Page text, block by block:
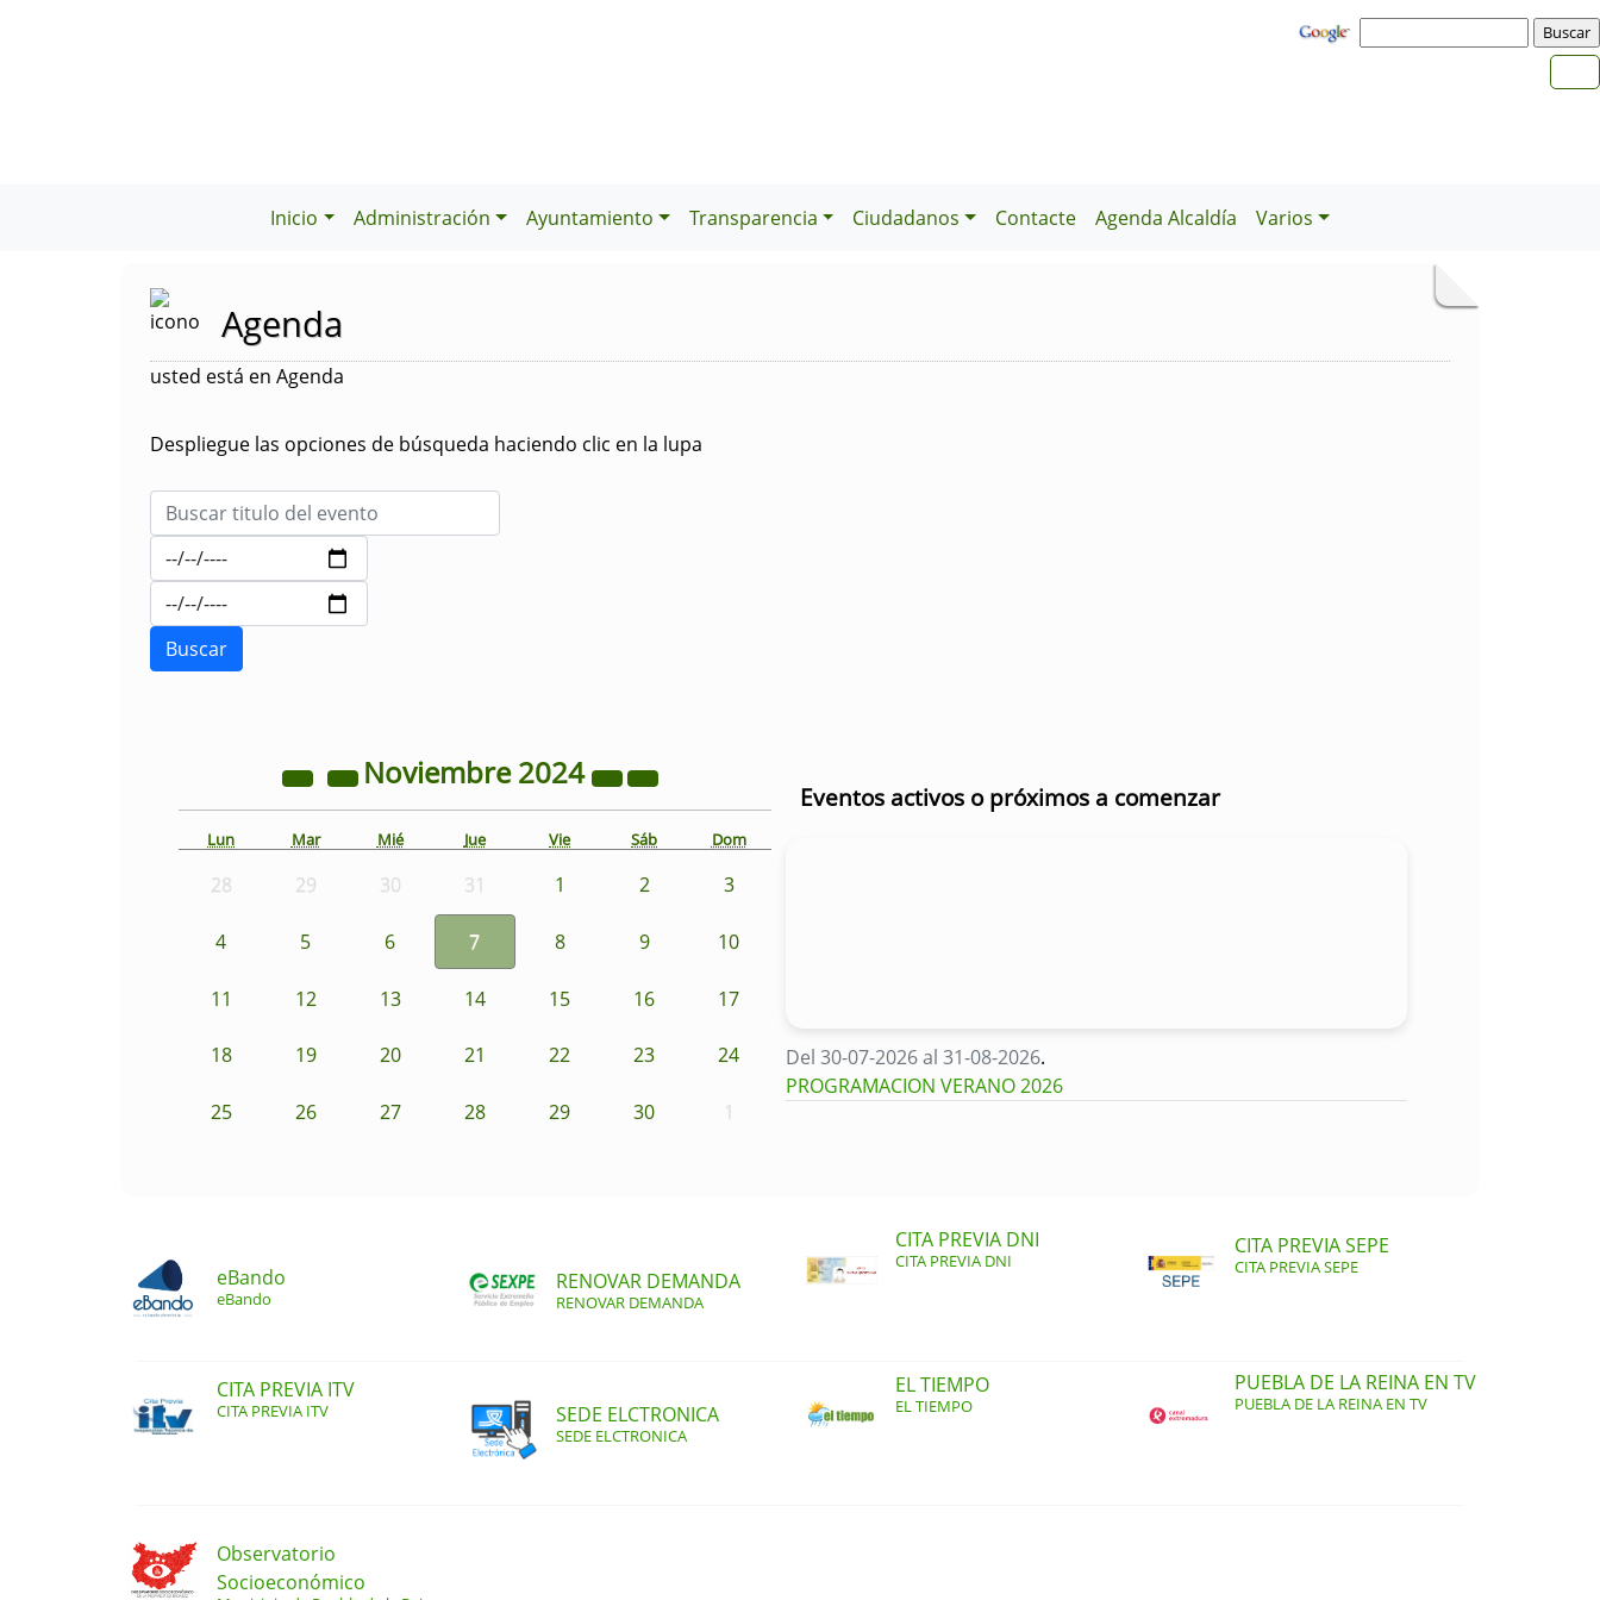
Inicio Administración Ayuntamiento Transparencia Ciudadanos Contacte Agenda Alcaldía Varios
Agenda
usted está en Agenda
Despliegue las opciones de búsqueda haciendo clic en la lupa
Noviembre2024
Lun Mar Mié Jue Vie Sáb Dom
28 29 30 31 1 2 3
4 5 6 7 8 9 10
11 12 13 14 15 16 17
18 19 20 21 22 23 24
25 26 27 28 29 30 1
Eventos activos o próximos a comenzar
Del 30-07-2026 al 31-08-2026.
PROGRAMACION VERANO 2026
eBando
eBando
RENOVAR DEMANDA
RENOVAR DEMANDA
CITA PREVIA DNI
CITA PREVIA DNI
CITA PREVIA SEPE
CITA PREVIA SEPE
CITA PREVIA ITV
CITA PREVIA ITV SEDE ELCTRONICA
SEDE ELCTRONICA
EL TIEMPO
EL TIEMPO
PUEBLA DE LA REINA EN TV
PUEBLA DE LA REINA EN TV
Observatorio
Socioeconómico